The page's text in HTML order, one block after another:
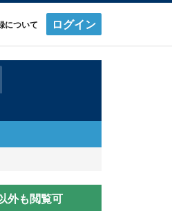
について ログイン
外も閲覧可